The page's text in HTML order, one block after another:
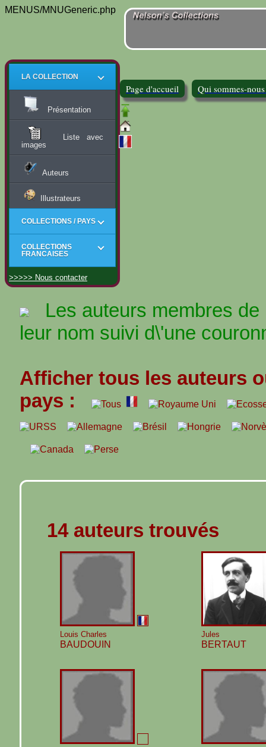
MENUS/MNUGeneric.php
LA COLLECTION
Présentation
Liste avec
images
Auteurs
Illustrateurs
COLLECTIONS / PAYS
COLLECTIONS
FRANCAISES
>>>>> Nous contacter
Les auteurs membres
leur nom suivi d\'une
Afficher tous les auteurs
pays :
14 auteurs trouvés
Louis Charles
BAUDOUIN
Jules
BERTAUT
Page d'accueil Qui sommes-